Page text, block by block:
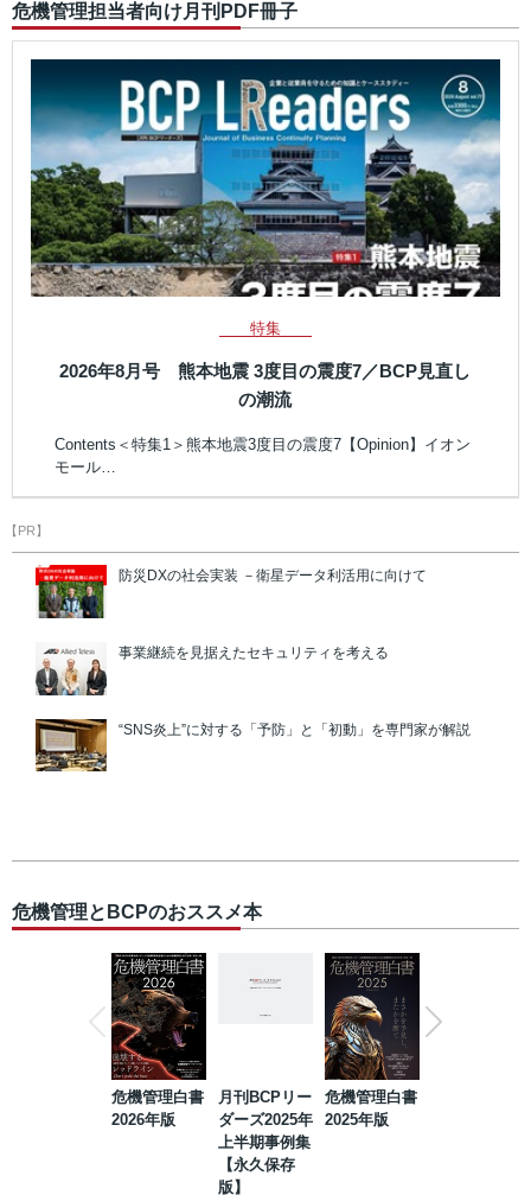
危機管理担当者向け月刊PDF冊子
特集
2026年8月号 熊本地震 3度目の震度7／BCP見直し
の潮流
Contents＜特集1＞熊本地震3度目の震度7【Opinion】イオン
モール…
【PR】
防災DXの社会実装 －衛星データ利活用に向けて
事業継続を見据えたセキュリティを考える
“SNS炎上”に対する「予防」と「初動」を専門家が解説
危機管理とBCPのおススメ本
危機管理白書
2026年版
月刊BCPリー
ダーズ2025年
上半期事例集
【永久保存
版】
危機管理白書
2025年版